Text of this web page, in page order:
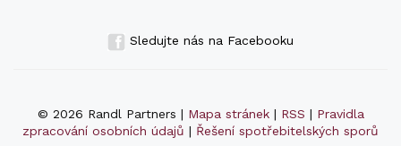
Sledujte nás na Facebooku
© 2026 Randl Partners | Mapa stránek| RSS | Pravidla
zpracování osobních údajů | Řešení spotřebitelských sporů